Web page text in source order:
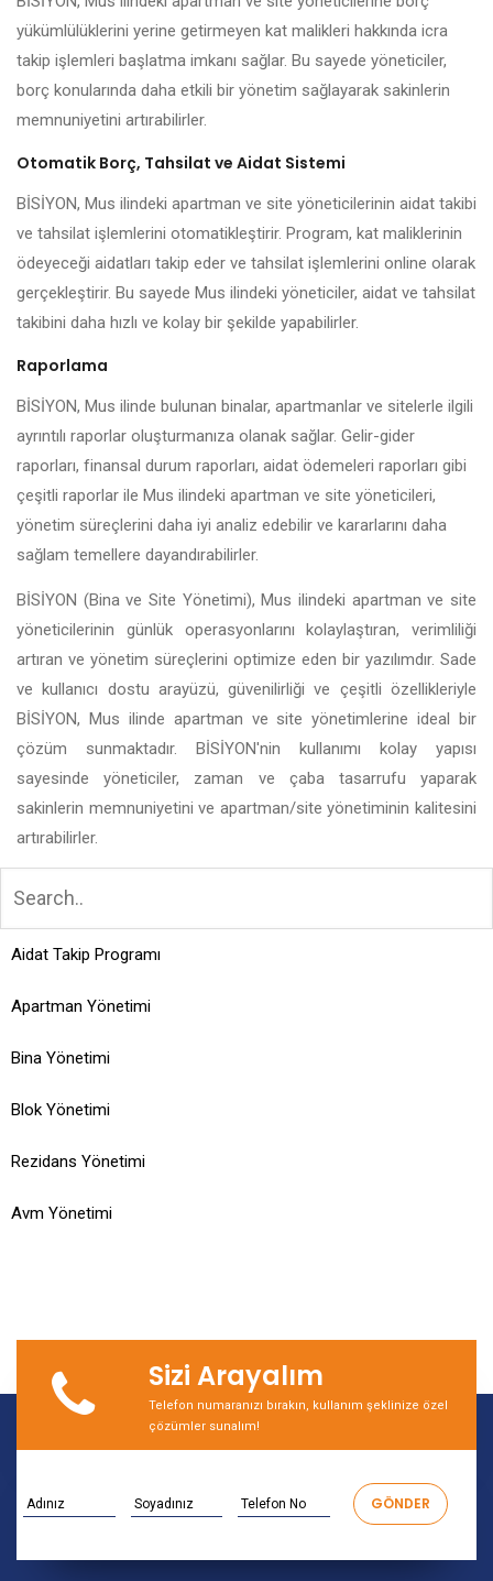
yükümlülüklerini yerine getirmeyen kat malikleri hakkında icra
takip işlemleri başlatma imkanı sağlar. Bu sayede yöneticiler,
borç konularında daha etkili bir yönetim sağlayarak sakinlerin
memnuniyetini artırabilirler.
Otomatik Borç, Tahsilat ve Aidat Sistemi
BİSİYON, Mus ilindeki apartman ve site yöneticilerinin aidat takibi
ve tahsilat işlemlerini otomatikleştirir. Program, kat maliklerinin
ödeyeceği aidatları takip eder ve tahsilat işlemlerini online olarak
gerçekleştirir. Bu sayede Mus ilindeki yöneticiler, aidat ve tahsilat
takibini daha hızlı ve kolay bir şekilde yapabilirler.
Raporlama
BİSİYON, Mus ilinde bulunan binalar, apartmanlar ve sitelerle ilgili
ayrıntılı raporlar oluşturmanıza olanak sağlar. Gelir-gider
raporları, finansal durum raporları, aidat ödemeleri raporları gibi
çeşitli raporlar ile Mus ilindeki apartman ve site yöneticileri,
yönetim süreçlerini daha iyi analiz edebilir ve kararlarını daha
sağlam temellere dayandırabilirler.
BİSİYON (Bina ve Site Yönetimi), Mus ilindeki apartman ve site
yöneticilerinin günlük operasyonlarını kolaylaştıran, verimliliği
artıran ve yönetim süreçlerini optimize eden bir yazılımdır. Sade
ve kullanıcı dostu arayüzü, güvenilirliği ve çeşitli özellikleriyle
BİSİYON, Mus ilinde apartman ve site yönetimlerine ideal bir
çözüm sunmaktadır. BİSİYON'nin kullanımı kolay yapısı
sayesinde yöneticiler, zaman ve çaba tasarrufu yaparak
sakinlerin memnuniyetini ve apartman/site yönetiminin kalitesini
artırabilirler.
Aidat Takip Programı
Apartman Yönetimi
Bina Yönetimi
Blok Yönetimi
Rezidans Yönetimi
Avm Yönetimi
Sizi Arayalım
Telefon numaranızı bırakın, kullanım şeklinize özel
çözümler sunalım!